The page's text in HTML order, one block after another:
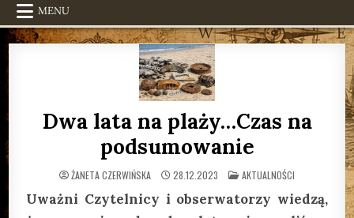
MENU
Dwa lata na plaży…Czas na
podsumowanie
ŻANETA CZERWIŃSKA 28.12.2023 POSTED
IN
AKTUALNOŚCI
Uważni Czytelnicy i obserwatorzy wiedzą,